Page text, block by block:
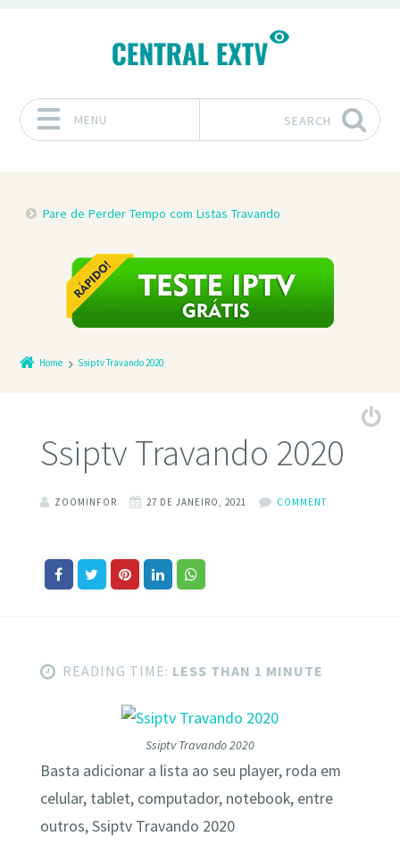
MENU SEARCH
Pare de Perder Tempo com Listas Travando
Home Ssiptv Travando 2020
Ssiptv Travando 2020
ZOOMINFOR 27 DE JANEIRO, 2021 COMMENT
READING TIME: LESS THAN 1 MINUTE
Ssiptv Travando 2020
Basta adicionar a lista ao seu player, roda em
celular, tablet, computador, notebook, entre
outros, Ssiptv Travando 2020